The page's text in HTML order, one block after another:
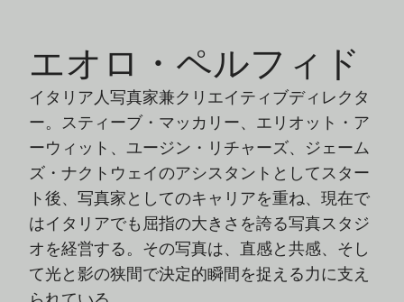
エオロ・ペルフィド
イタリア人写真家兼クリエイティブディレクタ
ー。スティーブ・マッカリー、エリオット・ア
ーウィット、ユージン・リチャーズ、ジェーム
ズ・ナクトウェイのアシスタントとしてスター
ト後、写真家としてのキャリアを重ね、現在で
はイタリアでも屈指の大きさを誇る写真スタジ
オを経営する。その写真は、直感と共感、そし
て光と影の狭間で決定的瞬間を捉える力に支え